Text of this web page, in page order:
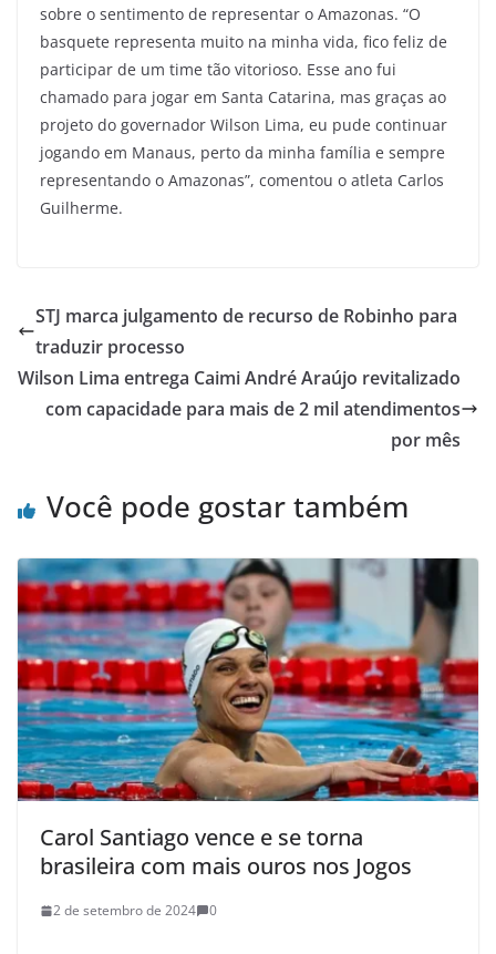
sobre o sentimento de representar o Amazonas. “O
basquete representa muito na minha vida, fico feliz de
participar de um time tão vitorioso. Esse ano fui
chamado para jogar em Santa Catarina, mas graças ao
projeto do governador Wilson Lima, eu pude continuar
jogando em Manaus, perto da minha família e sempre
representando o Amazonas”, comentou o atleta Carlos
Guilherme.
STJ marca julgamento de recurso de Robinho para
traduzir processo
Wilson Lima entrega Caimi André Araújo revitalizado
com capacidade para mais de 2 mil atendimentos
por mês
Você pode gostar também
Carol Santiago vence e se torna
brasileira com mais ouros nos Jogos
2 de setembro de 2024 0